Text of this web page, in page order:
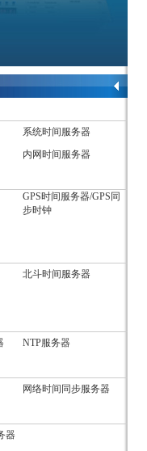
系统时间服务器
内网时间服务器
GPS时间服务器/GPS同
步时钟
北斗时间服务器
NTP服务器
网络时间同步服务器
器